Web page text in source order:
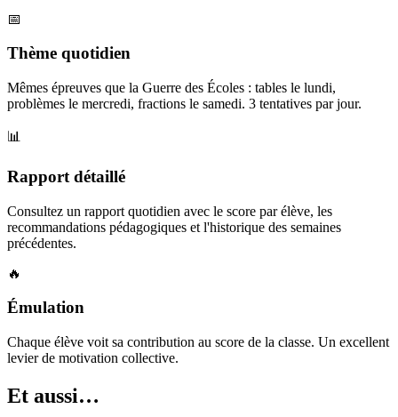
📅
Thème quotidien
Mêmes épreuves que la Guerre des Écoles : tables le lundi,
problèmes le mercredi, fractions le samedi. 3 tentatives par jour.
📊
Rapport détaillé
Consultez un rapport quotidien avec le score par élève, les
recommandations pédagogiques et l'historique des semaines
précédentes.
🔥
Émulation
Chaque élève voit sa contribution au score de la classe. Un excellent
levier de motivation collective.
Et aussi…